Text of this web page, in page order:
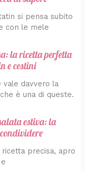
si pensa subito
con le mele
la ricetta perfetta
e cestini
vale davvero la
è una di queste.
estiva: la
precisa, apro